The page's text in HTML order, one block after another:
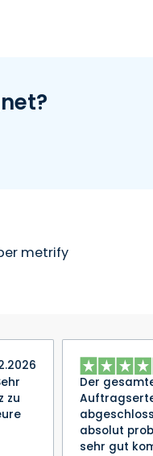
metrify
zu
Der
absolut
sehr gut